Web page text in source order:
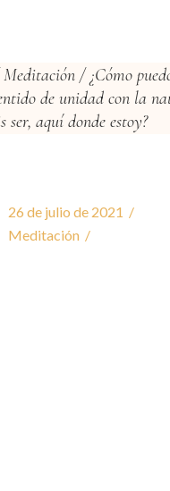
Meditación
¿Cómo
de unidad con la
ser, aquí donde estoy?
26 de julio de 2021
Meditación